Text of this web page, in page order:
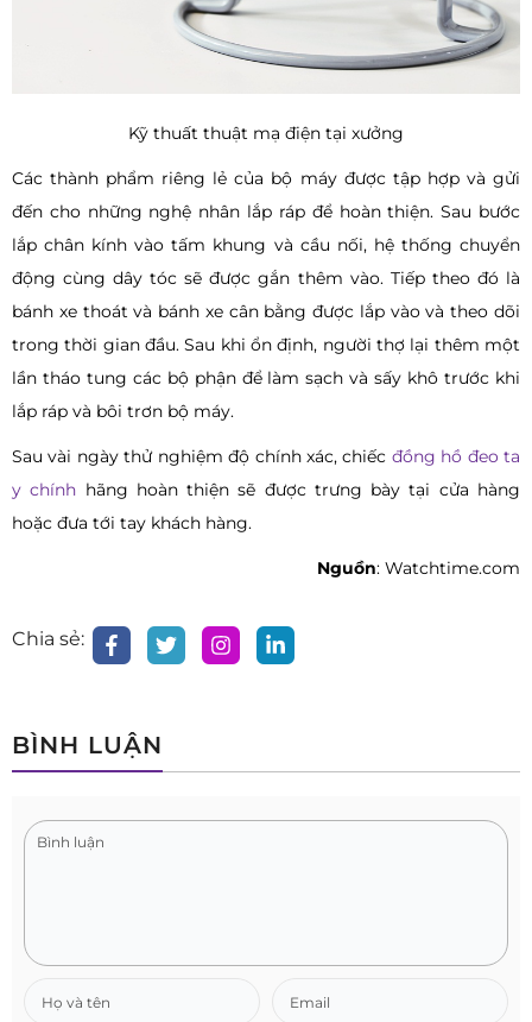
Kỹ thuất thuật mạ điện tại xưởng
Các thành phẩm riêng lẻ của bộ máy được tập hợp và gửi
đến cho những nghệ nhân lắp ráp để hoàn thiện. Sau bước
lắp chân kính vào tấm khung và cầu nối, hệ thống chuyển
động cùng dây tóc sẽ được gắn thêm vào. Tiếp theo đó là
bánh xe thoát và bánh xe cân bằng được lắp vào và theo dõi
trong thời gian đầu. Sau khi ổn định, người thợ lại thêm một
lần tháo tung các bộ phận để làm sạch và sấy khô trước khi
lắp ráp và bôi trơn bộ máy.
Sau vài ngày thử nghiệm độ chính xác, chiếc đồng hồ đeo ta
y chính hãng hoàn thiện sẽ được trưng bày tại cửa hàng
hoặc đưa tới tay khách hàng.
Nguồn: Watchtime.com
Chia sẻ:
BÌNH LUẬN